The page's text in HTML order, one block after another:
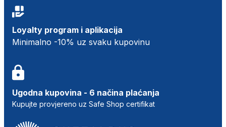
Loyalty program i aplikacija
Minimalno -10% uz svaku kupovinu
Ugodna kupovina - 6 načina plaćanja
Kupujte provjereno uz Safe Shop certifikat